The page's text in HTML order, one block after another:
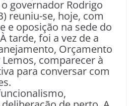
governador Rodrigo
reuniu-se, hoje, com
e oposição na sede do
tarde, foi a vez de a
Orçamento
Lemos, comparecer à
para conversar com